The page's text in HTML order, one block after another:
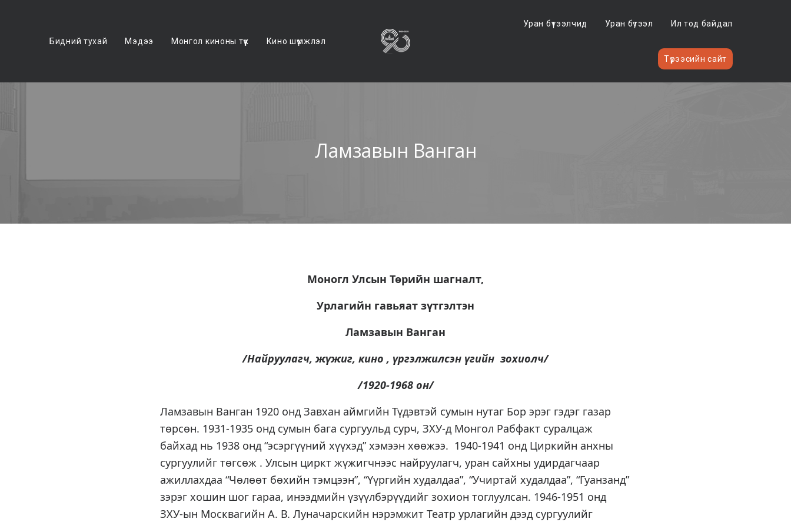
Бидний тухай Мэдээ Монгол киноны түүх Кино шүүмжлэл
Уран бүтээлчид Уран бүтээл Ил тод байдал
Түрээсийн сайт
Ламзавын Ванган
Моногл Улсын Төрийн шагналт,
Урлагийн гавьяат зүтгэлтэн
Ламзавын Ванган
/Найруулагч, жүжиг, кино , үргэлжилсэн үгийн зохиолч/
/1920-1968 он/
Ламзавын Ванган 1920 онд Завхан аймгийн Түдэвтэй сумын нутаг Бор эрэг гэдэг газар
төрсөн. 1931-1935 онд сумын бага сургуульд сурч, ЗХУ-д Монгол Рабфакт суралцаж
байхад нь 1938 онд “эсэргүүний хүүхэд” хэмээн хөөжээ. 1940-1941 онд Циркийн анхны
сургуулийг төгсөж . Улсын циркт жүжигчнээс найруулагч, уран сайхны удирдагчаар
ажиллахдаа “Чөлөөт бөхийн тэмцээн”, “Үүргийн худалдаа”, “Учиртай худалдаа”, “Гуанзанд”
зэрэг хошин шог гараа, инээдмийн үзүүлбэрүүдийг зохион тоглуулсан. 1946-1951 онд
ЗХУ-ын Москвагийн А. В. Луначарскийн нэрэмжит Театр урлагийн дээд сургуулийг